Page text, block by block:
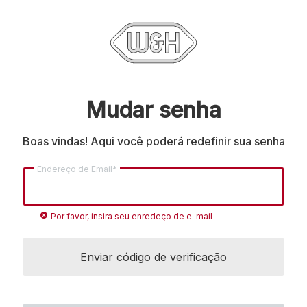
Mudar senha
Boas vindas! Aqui você poderá redefinir sua senha
Endereço de Email*
cancel Por favor, insira seu enredeço de e-mail
Enviar código de verificação